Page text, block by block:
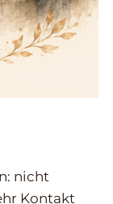
nicht
Kontakt